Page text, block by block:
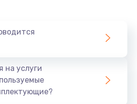
сканера отпечатка
Заказать
на услуги